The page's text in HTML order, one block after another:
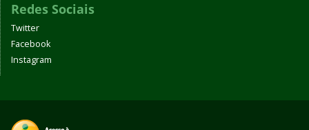
Redes Sociais
Twitter
Facebook
Instagram